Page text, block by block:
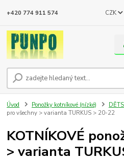
CZK
+420 774 911 574
Úvod Ponožky kotníkové (nízké)
pro všechny > varianta TURKUS > 20-22
KOTNÍKOVÉ
> varianta